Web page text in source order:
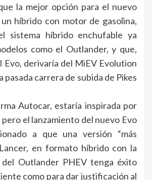
la mejor opción para el nuevo
híbrido con motor de gasolina,
sistema híbrido enchufable ya
como el Outlander, y que,
Evo, derivaría del MiEV Evolution
pasada carrera de subida de Pikes
Autocar, estaría inspirada por
el lanzamiento del nuevo Evo
a que una versión “más
en formato híbrido con la
del Outlander PHEV tenga éxito
como para dar justificación al